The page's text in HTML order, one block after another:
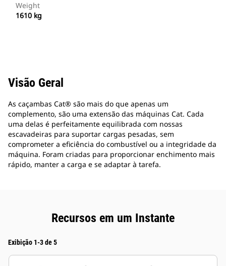
Weight
1610 kg
Visão Geral
As caçambas Cat® são mais do que apenas um
complemento, são uma extensão das máquinas Cat. Cada
uma delas é perfeitamente equilibrada com nossas
escavadeiras para suportar cargas pesadas, sem
comprometer a eficiência do combustível ou a integridade da
máquina. Foram criadas para proporcionar enchimento mais
rápido, manter a carga e se adaptar à tarefa.
Recursos em um Instante
Exibição 1-3 de 5